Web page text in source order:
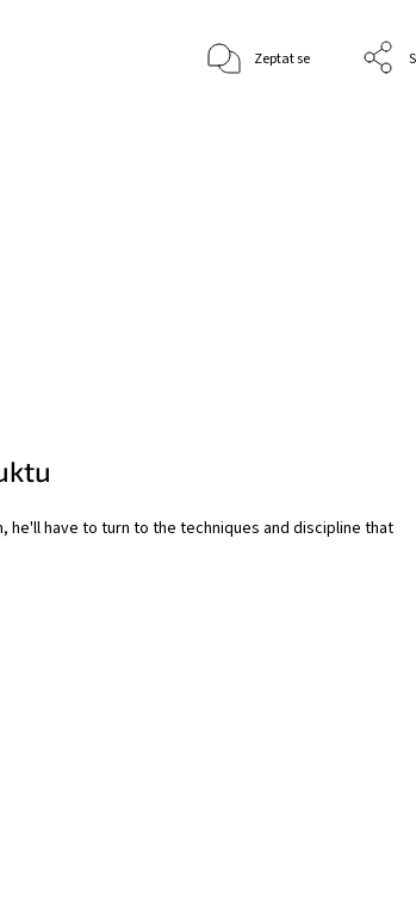
Zeptat se
he'll have to turn to the techniques and discipline that